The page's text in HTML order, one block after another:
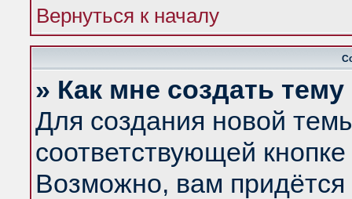
Вернуться к началу
» Как мне создать
Для создания новой
соответствующей
Возможно, вам придётся